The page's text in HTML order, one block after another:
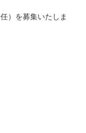
）
を募集いたしま